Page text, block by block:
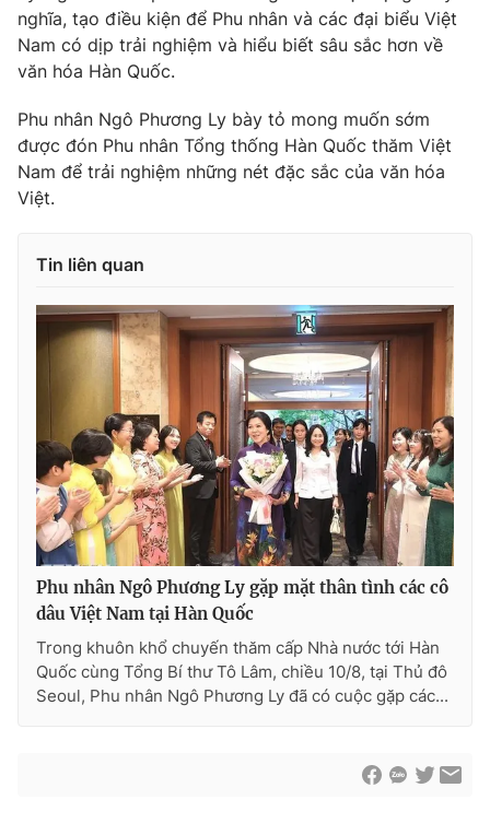
nghĩa, tạo điều kiện để Phu nhân và các đại biểu Việt
Nam có dịp trải nghiệm và hiểu biết sâu sắc hơn về
văn hóa Hàn Quốc.
Phu nhân Ngô Phương Ly bày tỏ mong muốn sớm
được đón Phu nhân Tổng thống Hàn Quốc thăm Việt
Nam để trải nghiệm những nét đặc sắc của văn hóa
Việt.
Tin liên quan
Phu nhân Ngô Phương Ly gặp mặt thân tình các cô
dâu Việt Nam tại Hàn Quốc
Trong khuôn khổ chuyến thăm cấp Nhà nước tới Hàn
Quốc cùng Tổng Bí thư Tô Lâm, chiều 10/8, tại Thủ đô
Seoul, Phu nhân Ngô Phương Ly đã có cuộc gặp các...